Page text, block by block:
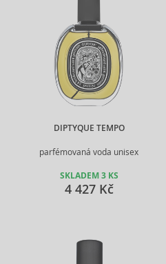
DIPTYQUE TEMPO
parfémovaná voda unisex
SKLADEM 3 KS
4 427 Kč